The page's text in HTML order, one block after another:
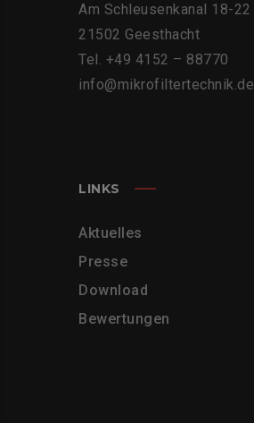
Am Schleusenkanal 18-22
21502 Geesthacht
Tel. +49 4152 – 88770
info@mikrofiltertechnik.de
LINKS
Aktuelles
Presse
Download
Bewertungen